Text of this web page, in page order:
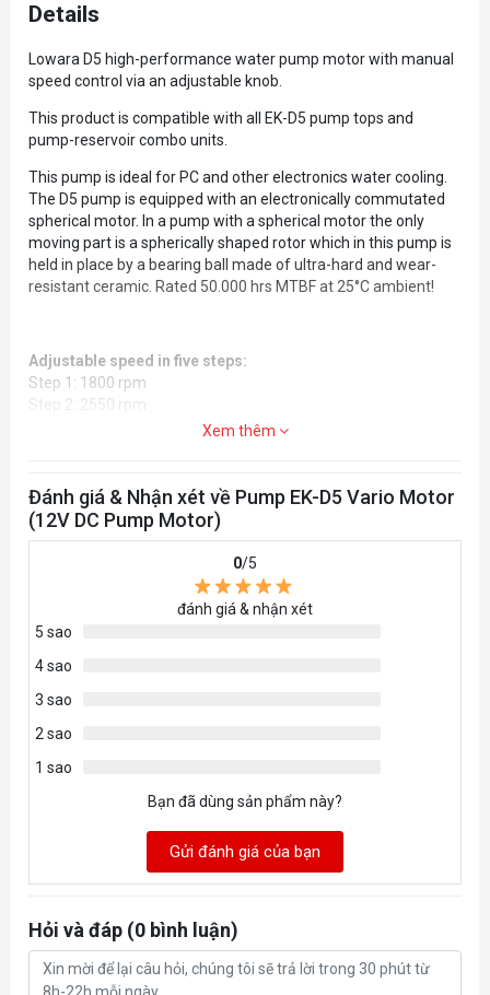
Details
Lowara D5 high-performance water pump motor with manual
speed control via an adjustable knob.
This product is compatible with all EK-D5 pump tops and
pump-reservoir combo units.
This pump is ideal for PC and other electronics water cooling.
The D5 pump is equipped with an electronically commutated
spherical motor. In a pump with a spherical motor the only
moving part is a spherically shaped rotor which in this pump is
held in place by a bearing ball made of ultra-hard and wear-
resistant ceramic. Rated 50.000 hrs MTBF at 25°C ambient!
Adjustable speed in five steps:
Step 1: 1800 rpm
Step 2: 2550 rpm
Technical specifications:
Motor: Electronically commuted spherical motor
Permitted voltage range: 8-24V DC
Maximum pressure head: up to 3.9m
Maximum flow: up to 1500L/h
Maximum liquid temperature: 60°C
oxide, hard coal
Power connector: 4-Pin Molex- and 3-Pin FAN connecto
Xem thêm
Đánh giá & Nhận xét về Pump EK-D5 Vario Motor
(12V DC Pump Motor)
0/5
đánh giá & nhận xét
5 sao
4 sao
3 sao
2 sao
1 sao
Bạn đã dùng sản phẩm này?
Gửi đánh giá của bạn
Hỏi và đáp (0 bình luận)